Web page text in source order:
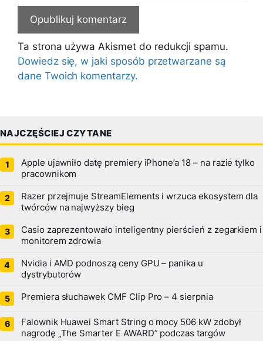
Ta strona używa Akismet do redukcji spamu.
Dowiedz się, w jaki sposób przetwarzane są
dane Twoich komentarzy.
NAJCZĘŚCIEJ CZYTANE
Apple ujawniło datę premiery iPhone’a 18 – na razie tylko
pracownikom
Razer przejmuje StreamElements i wrzuca ekosystem dla
twórców na najwyższy bieg
Casio zaprezentowało inteligentny pierścień z zegarkiem i
monitorem zdrowia
Nvidia i AMD podnoszą ceny GPU – panika u
dystrybutorów
Premiera słuchawek CMF Clip Pro – 4 sierpnia
Falownik Huawei Smart String o mocy 506 kW zdobył
nagrodę „The Smarter E AWARD” podczas targów